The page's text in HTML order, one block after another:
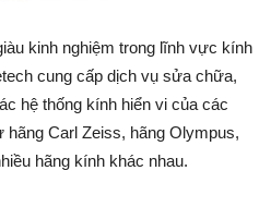
kinh nghiệm trong lĩnh vực kính
cung cấp dịch vụ sửa chữa,
hệ thống kính hiển vi của các
hãng Carl Zeiss, hãng Olympus,
hãng kính khác nhau.